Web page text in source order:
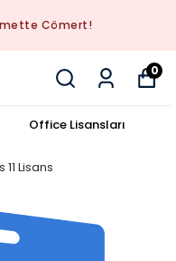
Cömert!
0
Office Lisansları
Lisans